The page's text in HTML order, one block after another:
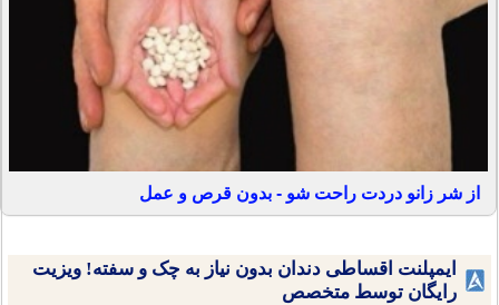
از شر زانو دردت راحت شو - بدون قرص و عمل
ایمپلنت اقساطی دندان بدون نیاز به چک و سفته! ویزیت
رایگان توسط متخصص